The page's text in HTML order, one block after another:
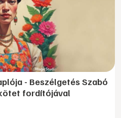
- Beszélgetés Szabó
fordítójával